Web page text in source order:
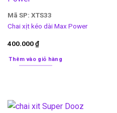
Mã SP: XTS33
Chai xịt kéo dài Max Power
400.000₫
Thêm vào giỏ hàng